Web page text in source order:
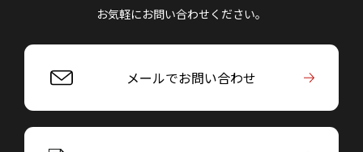
お気軽にお問い合わせください。
メールでお問い合わせ